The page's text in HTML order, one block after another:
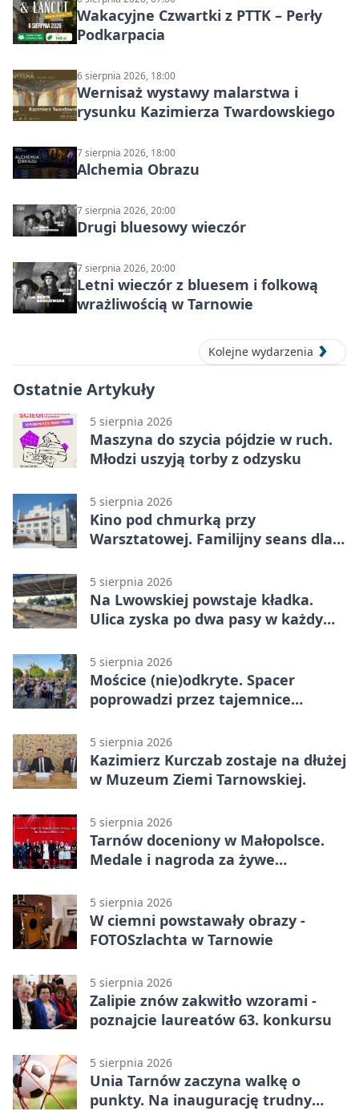
Wakacyjne Czwartki z PTTK – Perły
Podkarpacia
6 sierpnia 2026, 18:00
Wernisaż wystawy malarstwa i
rysunku Kazimierza Twardowskiego
7 sierpnia 2026, 18:00
Alchemia Obrazu
7 sierpnia 2026, 20:00
Drugi bluesowy wieczór
7 sierpnia 2026, 20:00
Letni wieczór z bluesem i folkową
wrażliwością w Tarnowie
Kolejne wydarzenia
Ostatnie Artykuły
5 sierpnia 2026
Maszyna do szycia pójdzie w ruch.
Młodzi uszyją torby z odzysku
5 sierpnia 2026
Kino pod chmurką przy
Warsztatowej. Familijny seans dla
5 sierpnia 2026
Na Lwowskiej powstaje kładka.
Ulica zyska po dwa pasy w każdym
5 sierpnia 2026
Mościce (nie)odkryte. Spacer
poprowadzi przez tajemnice
5 sierpnia 2026
Kazimierz Kurczab zostaje na dłużej
w Muzeum Ziemi Tarnowskiej.
5 sierpnia 2026
Tarnów doceniony w Małopolsce.
Medale i nagroda za żywe
5 sierpnia 2026
W ciemni powstawały obrazy -
FOTOSzlachta w Tarnowie
5 sierpnia 2026
Zalipie znów zakwitło wzorami -
poznajcie laureatów 63. konkursu
5 sierpnia 2026
Unia Tarnów zaczyna walkę o
punkty. Na inaugurację trudny